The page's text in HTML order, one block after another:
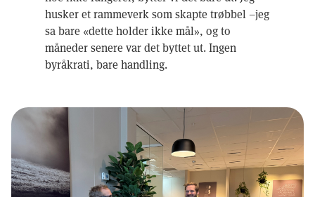
husker et rammeverk som skapte trøbbel –jeg
sa bare «dette holder ikke mål», og to
måneder senere var det byttet ut. Ingen
byråkrati, bare handling.